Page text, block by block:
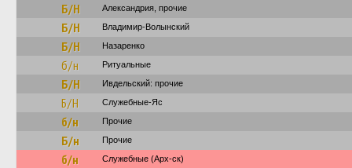
Б/Н Александрия, прочие
Б/Н Владимир-Волынский
Б/Н Назаренко
б/н Ритуальные
Б/Н Ивдельский: прочие
Б/Н Служебные-Яс
б/н Прочие
Б/н Прочие
б/н Служебные (Арх-ск)